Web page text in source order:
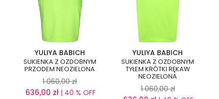
YULIYA BABICH
SUKIENKA Z OZDOBNYM
PRZODEM NEOZIELONA
1 060,00 zł
636,00 zł| 40 % OFF
YULIYA BABICH
SUKIENKA Z OZDOBNYM
TYŁEM KRÓTKI RĘKAW
NEOZIELONA
1 060,00 zł